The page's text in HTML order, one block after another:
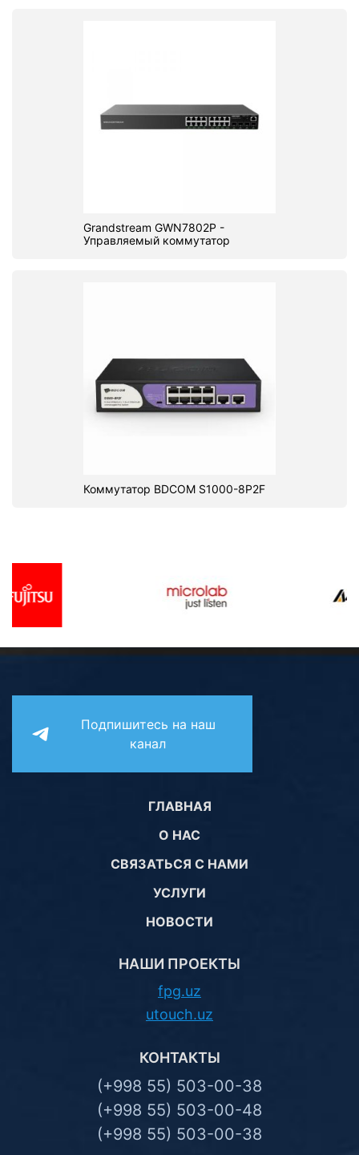
Grandstream GWN7802P -
Управляемый коммутатор
Коммутатор BDCOM S1000-8P2F
Подпишитесь на наш
канал
ГЛАВНАЯ
О НАС
СВЯЗАТЬСЯ С НАМИ
УСЛУГИ
НОВОСТИ
НАШИ ПРОЕКТЫ
fpg.uz
utouch.uz
КОНТАКТЫ
(+998 55) 503-00-38
(+998 55) 503-00-48
(+998 55) 503-00-38